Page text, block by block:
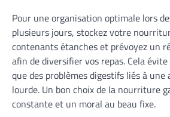
Pour une organisation optimale lors
plusieurs jours, stockez votre
contenants étanches et prévoyez un
afin de diversifier vos repas. Cela
que des problèmes digestifs liés à
lourde. Un bon choix de la nourriture
constante et un moral au beau fixe.